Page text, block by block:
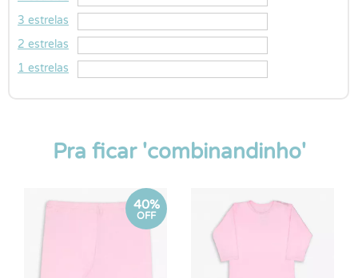
3 estrelas
2 estrelas
1 estrelas
Pra ficar 'combinandinho'
40%
OFF